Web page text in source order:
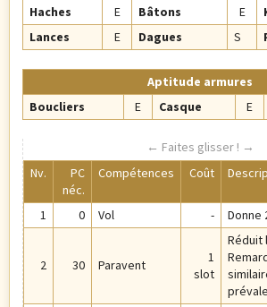
Haches
E Bâtons E
Lances
E Dagues S
Aptitude armures
Boucliers
E Casque E
Nv.
PC
néc.
Compétences Coût
1 0 Vol - Donne
2 30 Paravent
1
slot
Réduit